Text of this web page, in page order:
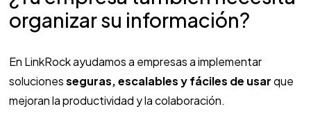
organizar su información?
En LinkRock ayudamos a empresas a implementar
solucionesseguras, escalables y fáciles de usarque
mejoran la productividad y la colaboración.